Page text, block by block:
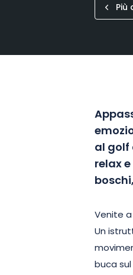
Più
al golf
relax
Venite
Un
buca